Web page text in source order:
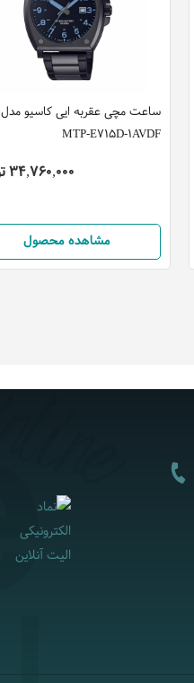
ساعت مچی عقربه ایی کاسیو مدل
MTP-E715D-1AVDF
34,760,000 تومان
مشاهده محصول